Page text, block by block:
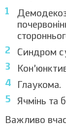
Демодекоз
Синдром
Глаукома.
Ячмінь та
Важливо